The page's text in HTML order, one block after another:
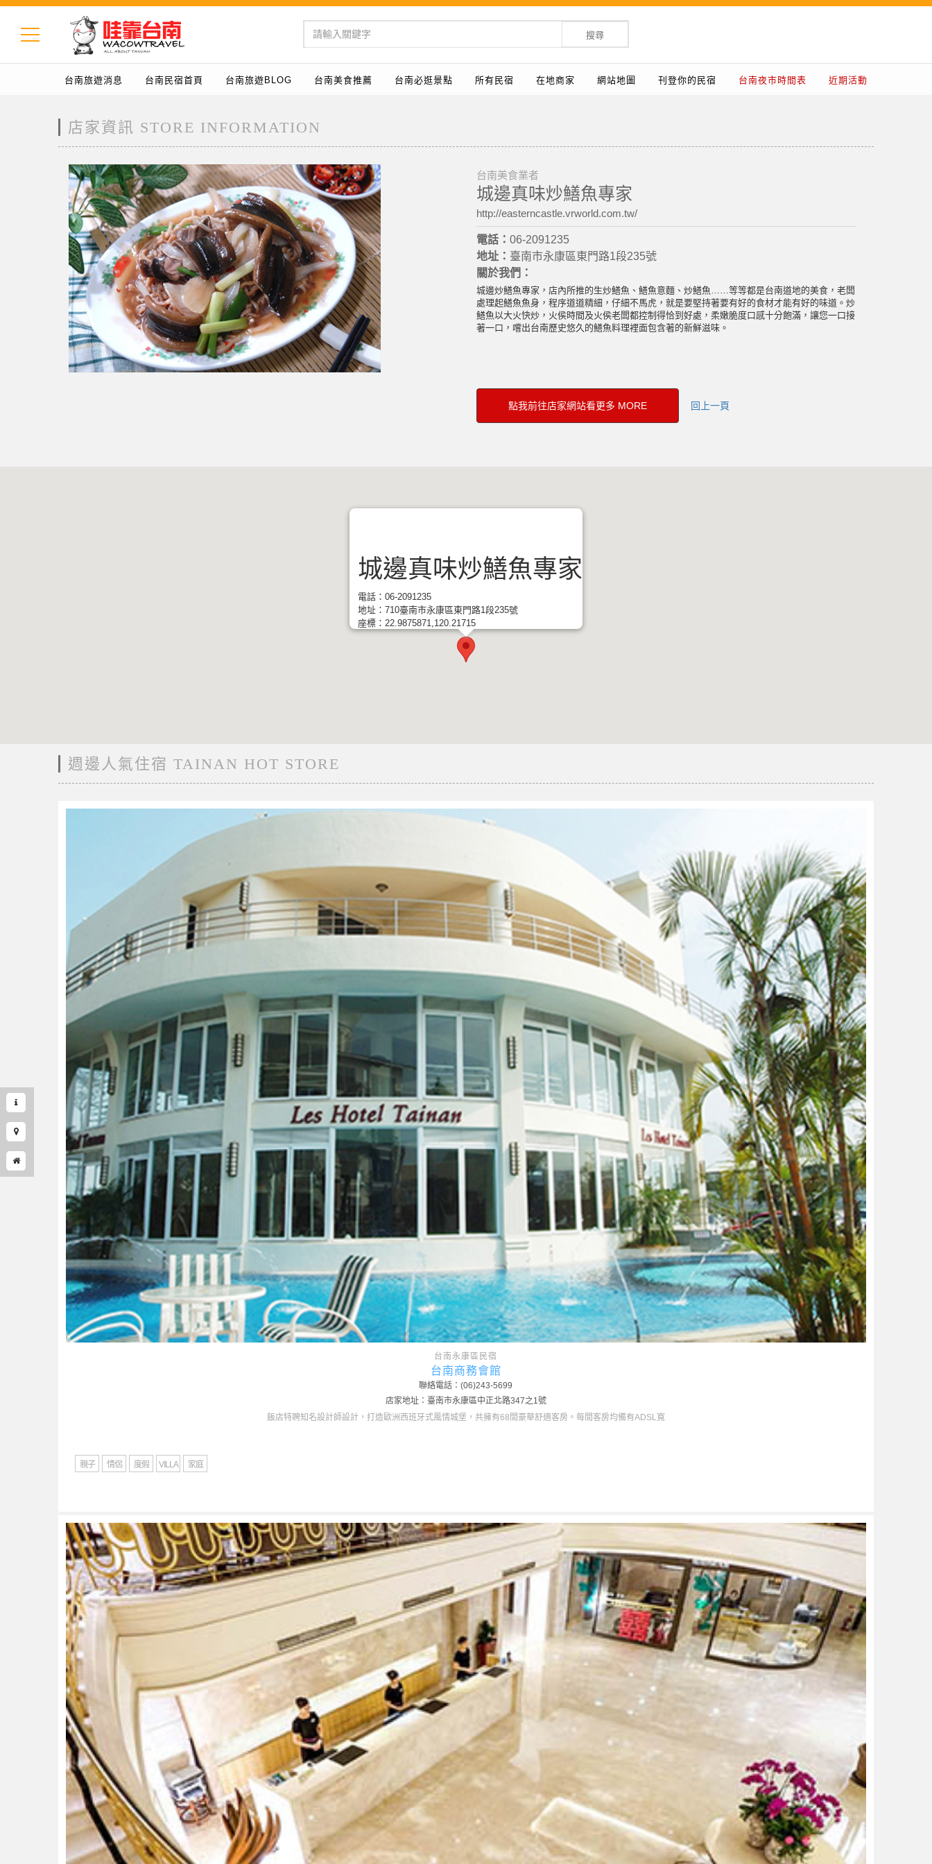
搜尋
台南旅遊消息 台南民宿首頁 台南旅遊BLOG 台南美食推薦 台南必逛景點 所有民宿 在地商家 網站地圖 刊登你的民宿 台南夜市時間表 近期活動
店家資訊 STORE INFORMATION
台南美食業者
城邊真味炒鱔魚專家
http://easterncastle.vrworld.com.tw/
電話： 06-2091235
地址： 臺南市永康區東門路1段235號
關於我們：
城邊炒鱔魚專家，店內所推的生炒鱔魚、鱔魚意麵、炒鱔魚……等等都是台南道地的美食，老闆
處理起鱔魚魚身，程序道道精細，仔細不馬虎，就是要堅持著要有好的食材才能有好的味道。炒
鱔魚以大火快炒，火侯時間及火侯老闆都控制得恰到好處，柔嫩脆度口感十分飽滿，讓您一口接
著一口，嚐出台南歷史悠久的鱔魚料理裡面包含著的新鮮滋味。
點我前往店家網站看更多 MORE 回上一頁
城邊真味炒鱔魚專家
電話：06-2091235
地址：710臺南市永康區東門路1段235號
座標：22.9875871,120.21715
週邊人氣住宿 TAINAN HOT STORE
台南永康區民宿
台南商務會館
聯絡電話：(06)243-5699
店家地址：臺南市永康區中正北路347之1號
飯店特聘知名設計師設計，打造歐洲西班牙式風情城堡，共擁有68間豪華舒適客房。每間客房均備有ADSL寬
親子 情侶 度假 VILLA 家庭